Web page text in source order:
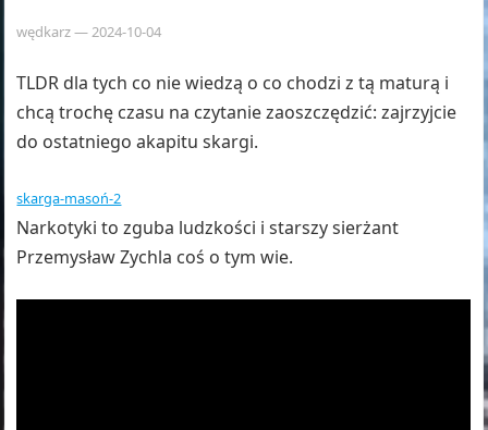
wędkarz—2024-10-04
TLDR dla tych co nie wiedzą o co chodzi z tą maturą i
chcą trochę czasu na czytanie zaoszczędzić: zajrzyjcie
do ostatniego akapitu skargi.
skarga-masoń-2
Narkotyki to zguba ludzkości i starszy sierżant
Przemysław Zychla coś o tym wie.